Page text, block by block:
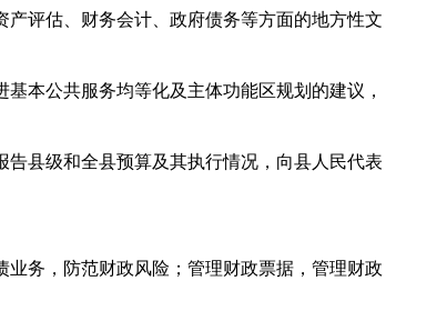
评估、财务会计、政府债务等方面的地方性文
本公共服务均等化及主体功能区规划的建议，
县级和全县预算及其执行情况，向县人民代表
务，防范财政风险；管理财政票据，管理财政